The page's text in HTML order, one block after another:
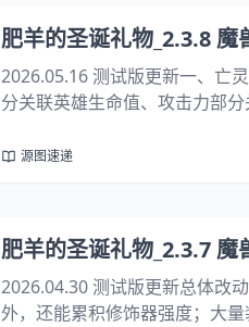
肥羊的圣诞礼物_2.3.8 魔
2026.05.16 测试版更新一、亡
分关联英雄生命值、攻击力部
变）存续...
源图速递
肥羊的圣诞礼物_2.3.7 魔
2026.04.30 测试版更新总体改
外，还能累积修饰器强度；大